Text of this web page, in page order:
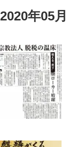
2020年05月